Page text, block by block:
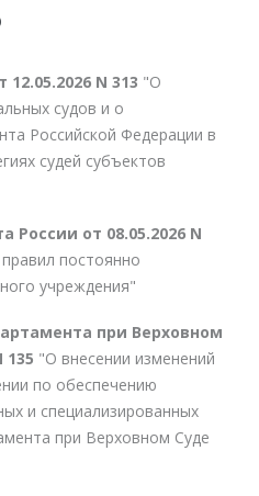
N 313 "О
судов и о
Российской Федерации в
судей субъектов
от 08.05.2026 N
постоянно
учреждения"
при Верховном
135 "О внесении изменений
по обеспечению
и специализированных
при Верховном Суде